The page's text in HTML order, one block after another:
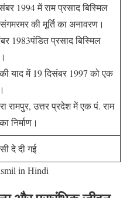
1994 में राम प्रसाद बिस्मिल
की मूर्ति का अनावरण।
1983पंडित प्रसाद बिस्मिल
याद में 19 दिसंबर 1997 को एक
रामपुर, उत्तर प्रदेश में एक पं. राम
निर्माण।
दे दी गई
in Hindi